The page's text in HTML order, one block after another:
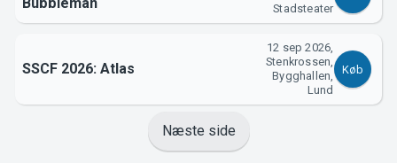
Stadsteater
SSCF 2026: Atlas
12 sep 2026,
Stenkrossen,
Bygghallen,
Lund
Køb
Næste side